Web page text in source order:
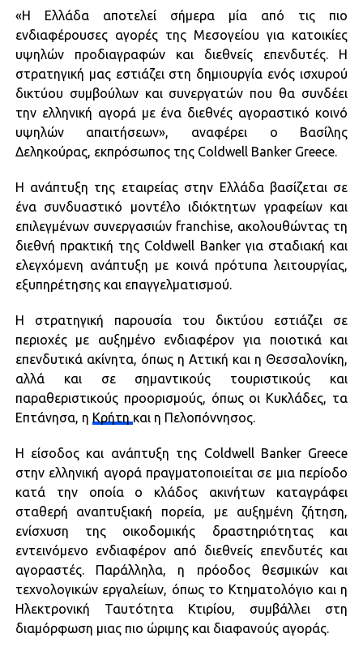
«Η Ελλάδα αποτελεί σήμερα μία από τις πιο
ενδιαφέρουσες αγορές της Μεσογείου για κατοικίες
υψηλών προδιαγραφών και διεθνείς επενδυτές. Η
στρατηγική μας εστιάζει στη δημιουργία ενός ισχυρού
δικτύου συμβούλων και συνεργατών που θα συνδέει
την ελληνική αγορά με ένα διεθνές αγοραστικό κοινό
υψηλών απαιτήσεων», αναφέρει ο Βασίλης
Δεληκούρας, εκπρόσωπος της Coldwell Banker Greece.
Η ανάπτυξη της εταιρείας στην Ελλάδα βασίζεται σε
ένα συνδυαστικό μοντέλο ιδιόκτητων γραφείων και
επιλεγμένων συνεργασιών franchise, ακολουθώντας τη
διεθνή πρακτική της Coldwell Banker για σταδιακή και
ελεγχόμενη ανάπτυξη με κοινά πρότυπα λειτουργίας,
εξυπηρέτησης και επαγγελματισμού.
Η στρατηγική παρουσία του δικτύου εστιάζει σε
περιοχές με αυξημένο ενδιαφέρον για ποιοτικά και
επενδυτικά ακίνητα, όπως η Αττική και η Θεσσαλονίκη,
αλλά και σε σημαντικούς τουριστικούς και
παραθεριστικούς προορισμούς, όπως οι Κυκλάδες, τα
Επτάνησα, η Κρήτη και η Πελοπόννησος.
Η είσοδος και ανάπτυξη της Coldwell Banker Greece
στην ελληνική αγορά πραγματοποιείται σε μια περίοδο
κατά την οποία ο κλάδος ακινήτων καταγράφει
σταθερή αναπτυξιακή πορεία, με αυξημένη ζήτηση,
ενίσχυση της οικοδομικής δραστηριότητας και
εντεινόμενο ενδιαφέρον από διεθνείς επενδυτές και
αγοραστές. Παράλληλα, η πρόοδος θεσμικών και
τεχνολογικών εργαλείων, όπως το Κτηματολόγιο και η
Ηλεκτρονική Ταυτότητα Κτιρίου, συμβάλλει στη
διαμόρφωση μιας πιο ώριμης και διαφανούς αγοράς.